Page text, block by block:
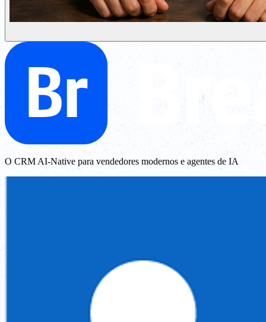
O CRM AI-Native para vendedores modernos e agentes de IA